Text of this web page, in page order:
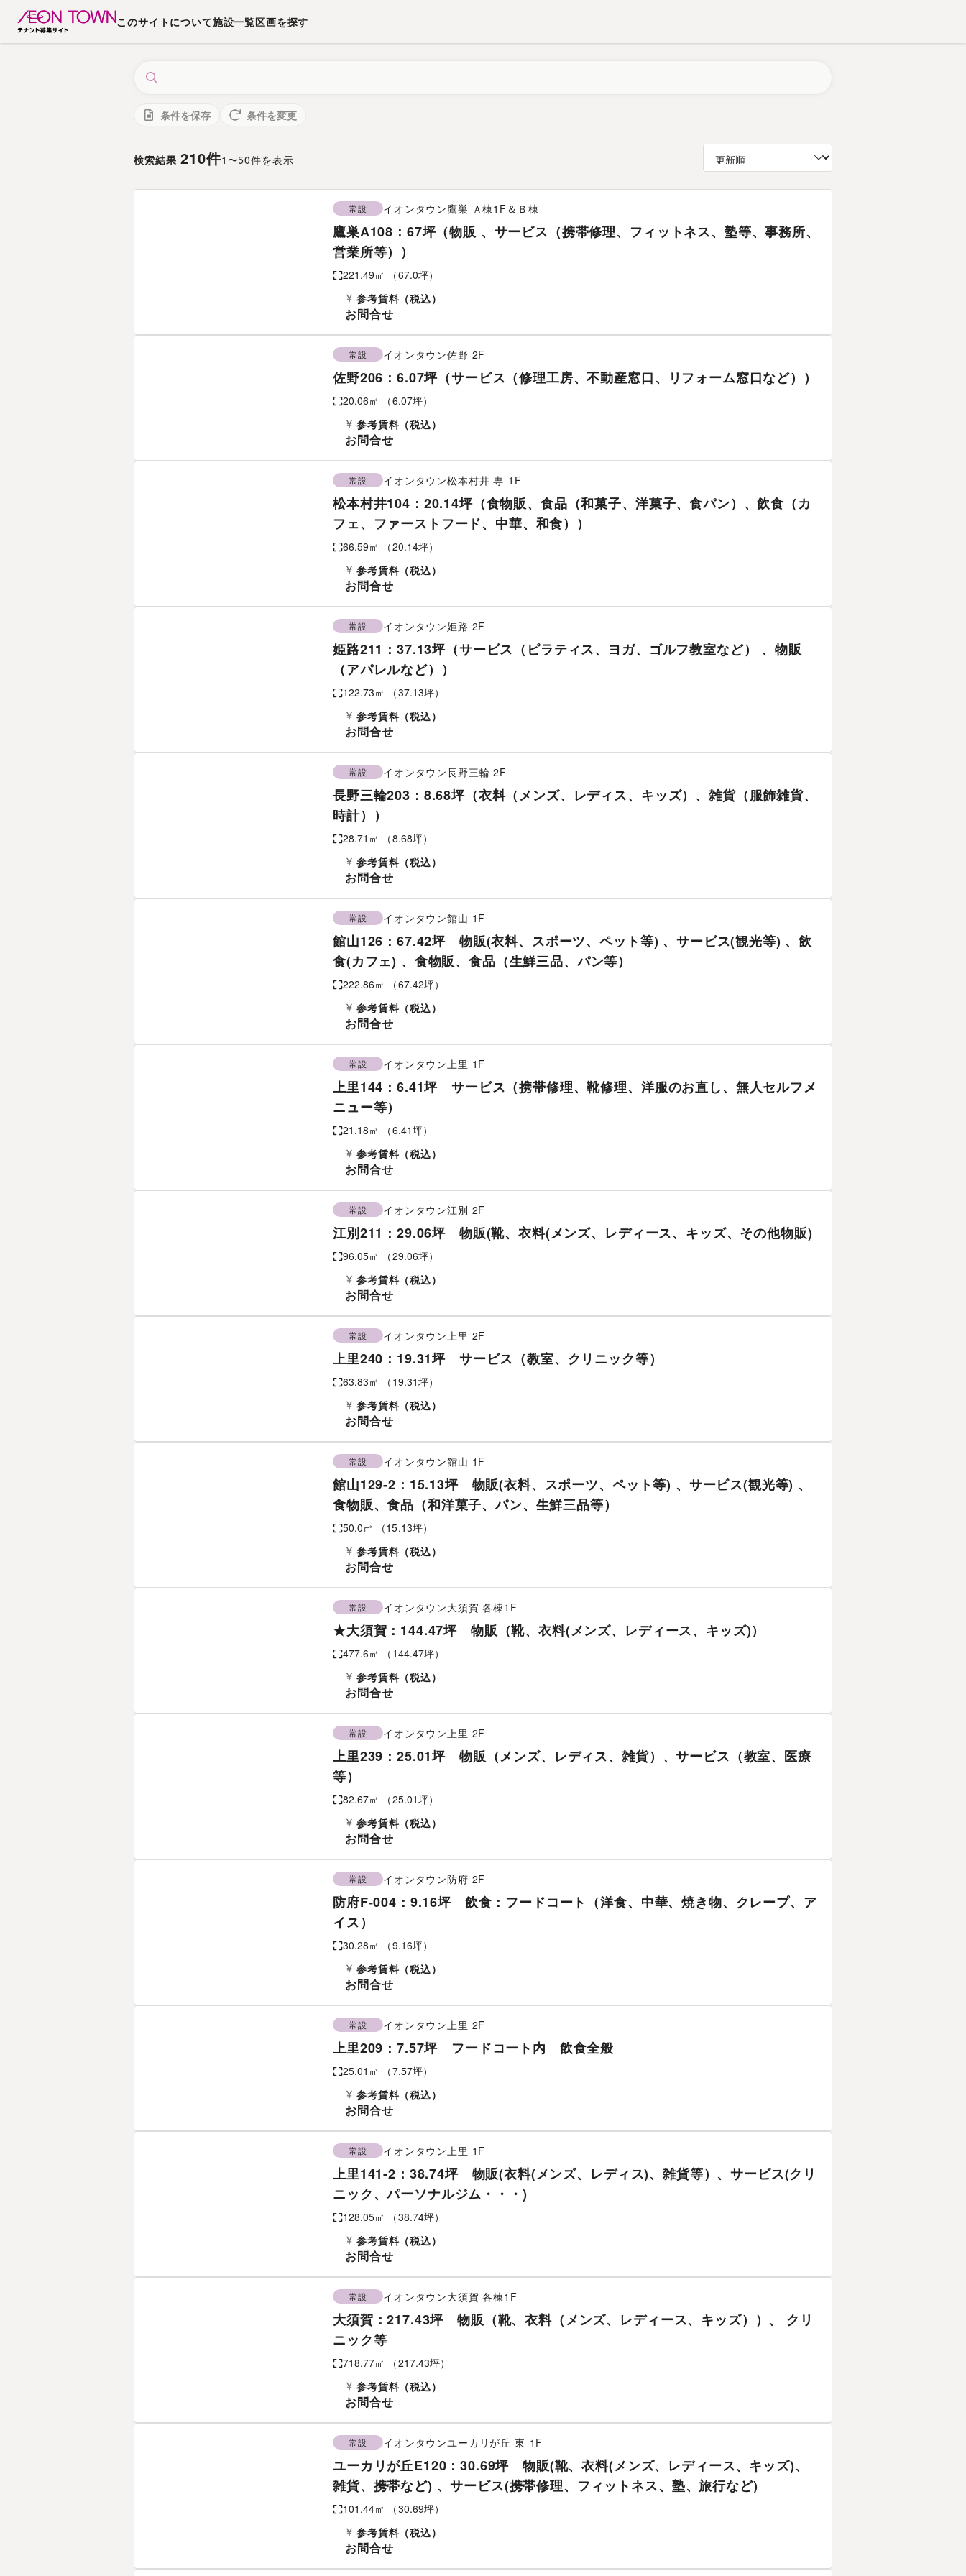
このサイトについて施設一覧区画を探す
条件を保存 条件を変更
検索結果 210件1 〜50件を表示
常設 イオンタウン鷹巣 Ａ棟1F＆Ｂ棟
鷹巣A108：67坪（物販 、サービス（携帯修理、フィットネス、塾等、事務所、
営業所等））
221.49㎡ （67.0坪）
参考賃料（税込）
お問合せ
常設 イオンタウン佐野 2F
佐野206：6.07坪（サービス（修理工房、不動産窓口、リフォーム窓口など））
20.06㎡ （6.07坪）
参考賃料（税込）
お問合せ
常設 イオンタウン松本村井 専-1F
松本村井104：20.14坪（食物販、食品（和菓子、洋菓子、食パン）、飲食（カ
フェ、ファーストフード、中華、和食））
66.59㎡ （20.14坪）
参考賃料（税込）
お問合せ
常設 イオンタウン姫路 2F
姫路211：37.13坪（サービス（ピラティス、ヨガ、ゴルフ教室など） 、物販
（アパレルなど））
122.73㎡ （37.13坪）
参考賃料（税込）
お問合せ
常設 イオンタウン長野三輪 2F
長野三輪203：8.68坪（衣料（メンズ、レディス、キッズ）、雑貨（服飾雑貨、
時計））
28.71 ㎡ （8.68坪）
参考賃料（税込）
お問合せ
常設 イオンタウン館山 1F
館山126：67.42坪 物販(衣料、スポーツ、ペット等) 、サービス(観光等) 、飲
食(カフェ) 、食物販、食品（生鮮三品、パン等）
222.86㎡ （67.42坪）
参考賃料（税込）
お問合せ
常設 イオンタウン上里 1F
上里144：6.41坪 サービス（携帯修理、靴修理、洋服のお直し、無人セルフメ
ニュー等）
21.18㎡ （6.41坪）
参考賃料（税込）
お問合せ
常設 イオンタウン江別 2F
江別211：29.06坪 物販(靴、衣料(メンズ、レディース、キッズ、その他物販)
96.05㎡ （29.06坪）
参考賃料（税込）
お問合せ
常設 イオンタウン上里 2F
上里240：19.31坪 サービス（教室、クリニック等）
63.83㎡ （ 19.31坪）
参考賃料（税込）
お問合せ
常設 イオンタウン館山 1F
館山129-2：15.13坪 物販(衣料、スポーツ、ペット等) 、サービス(観光等) 、
食物販、食品（和洋菓子、パン、生鮮三品等）
50.0㎡ （15.13坪）
参考賃料（税込）
お問合せ
常設 イオンタウン大須賀 各棟1F
★大須賀：144.47坪 物販（靴、衣料(メンズ、レディース、キッズ)）
477.6㎡ （ 144.47坪）
参考賃料（税込）
お問合せ
常設 イオンタウン上里 2F
上里239：25.01坪 物販（メンズ、レディス、雑貨）、サービス（教室、医療
等）
82.67㎡ （25.01坪）
参考賃料（税込）
お問合せ
常設 イオンタウン防府 2F
防府F-004：9.16坪 飲食：フードコート（洋食、中華、焼き物、クレープ、ア
イス）
30.28㎡ （9.16坪）
参考賃料（税込）
お問合せ
常設 イオンタウン上里 2F
上里209：7.57坪 フードコート内 飲食全般
25.01 ㎡ （7.57坪）
参考賃料（税込）
お問合せ
常設 イオンタウン上里 1F
上里141-2：38.74坪 物販(衣料(メンズ、レディス)、雑貨等）、サービス(クリ
ニック、パーソナルジム・・・)
128.05㎡ （38.74坪）
参考賃料（税込）
お問合せ
常設 イオンタウン大須賀 各棟1F
大須賀：217.43坪 物販（靴、衣料（メンズ、レディース、キッズ））、 クリ
ニック等
718.77㎡ （217.43坪）
参考賃料（税込）
お問合せ
常設 イオンタウンユーカリが丘 東-1F
ユーカリが丘E120：30.69坪 物販(靴、衣料(メンズ、レディース、キッズ)、
雑貨、携帯など) 、サービス(携帯修理、フィットネス、塾、旅行など)
101.44㎡ （30.69坪）
参考賃料（税込）
お問合せ